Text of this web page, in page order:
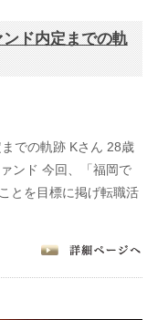
ド内定までの軌
での軌跡 Kさん 28歳
ンド 今回、「福岡で
とを目標に掲げ転職活